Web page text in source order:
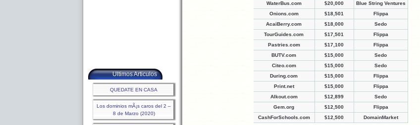
Ultimos Articulos
QUEDATE EN CASA
Los dominios mÃ¡s caros del 2 –
8 de Marzo (2020)
WaterBus.com
$20,000
Blue String Ventures
Onions.com
$18,501
Flippa
AcaiBerry.com
$18,000
Sedo
TourGuides.com
$17,501
Flippa
Pastries.com
$17,100
Flippa
BUTV.com
$15,000
Sedo
Citeo.com
$15,000
Sedo
During.com
$15,000
Flippa
Print.net
$15,000
Flippa
Alkout.com
$12,899
Sedo
Gem.org
$12,500
Flippa
CashForSchools.com
$12,500 DomainMarket